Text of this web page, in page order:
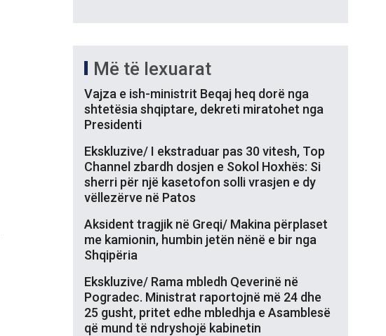
Më të lexuarat
Vajza e ish-ministrit Beqaj heq dorë nga
shtetësia shqiptare, dekreti miratohet nga
Presidenti
Ekskluzive/ I ekstraduar pas 30 vitesh, Top
Channel zbardh dosjen e Sokol Hoxhës: Si
sherri për një kasetofon solli vrasjen e dy
vëllezërve në Patos
Aksident tragjik në Greqi/ Makina përplaset
me kamionin, humbin jetën nënë e bir nga
Shqipëria
Ekskluzive/ Rama mbledh Qeverinë në
Pogradec. Ministrat raportojnë më 24 dhe
25 gusht, pritet edhe mbledhja e Asamblesë
që mund të ndryshojë kabinetin